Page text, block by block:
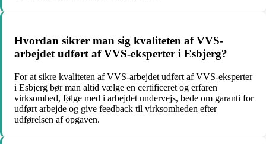
Hvordan sikrer man sig kvaliteten af VVS-
arbejdet udført af VVS-eksperter i Esbjerg?
For at sikre kvaliteten af VVS-arbejdet udført af VVS-eksperter
i Esbjerg bør man altid vælge en certificeret og erfaren
virksomhed, følge med i arbejdet undervejs, bede om garanti for
udført arbejde og give feedback til virksomheden efter
udførelsen af opgaven.